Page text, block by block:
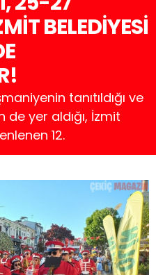
BELEDİYESİ
tanıtıldığı ve
yer aldığı, İzmit
12.